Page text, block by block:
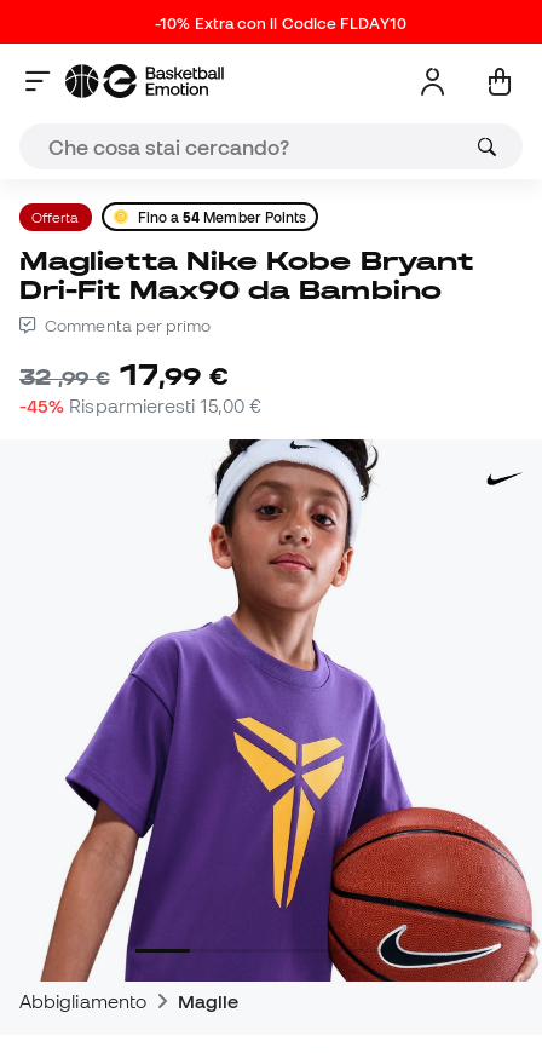
-10% Extra con il Codice FLDAY10
Offerta Fino a54 Member Points
Maglietta Nike Kobe Bryant
Dri-Fit Max90 da Bambino
Commenta per primo
32,99 € 17,99 €
-45% Risparmieresti15,00 €
Abbigliamento Maglie